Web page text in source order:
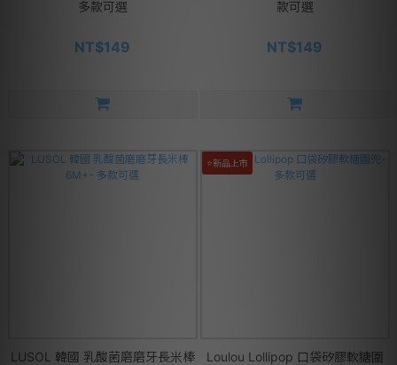
多款可選
NT$149
款可選
NT$149
LUSOL 韓國 乳酸菌磨磨牙長米棒
⭐新品上市
Loulou Lollipop 口袋矽膠軟糖圍